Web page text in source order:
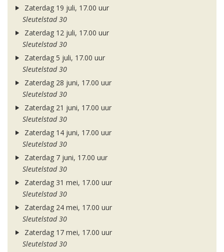
Zaterdag 19 juli, 17.00 uur
Sleutelstad 30
Zaterdag 12 juli, 17.00 uur
Sleutelstad 30
Zaterdag 5 juli, 17.00 uur
Sleutelstad 30
Zaterdag 28 juni, 17.00 uur
Sleutelstad 30
Zaterdag 21 juni, 17.00 uur
Sleutelstad 30
Zaterdag 14 juni, 17.00 uur
Sleutelstad 30
Zaterdag 7 juni, 17.00 uur
Sleutelstad 30
Zaterdag 31 mei, 17.00 uur
Sleutelstad 30
Zaterdag 24 mei, 17.00 uur
Sleutelstad 30
Zaterdag 17 mei, 17.00 uur
Sleutelstad 30